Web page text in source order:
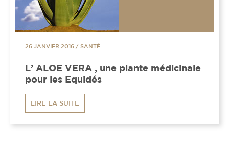
26 JANVIER 2016 /SANTÉ
L’ ALOE VERA , une plante médicinale
pour les Equidés
LIRE LA SUITE